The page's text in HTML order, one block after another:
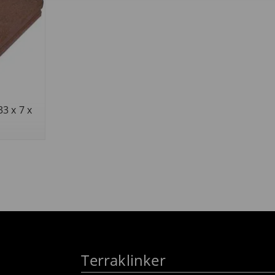
x 7 x
Terraklinker